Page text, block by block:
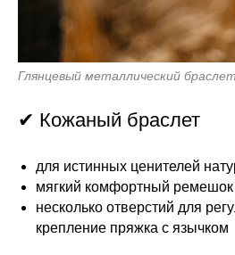
Глянцевый металлический браслет
✔ Кожаный браслет
для истинных ценителей
мягкий комфортный ремешок
несколько отверстий для
крепление пряжка с язычком